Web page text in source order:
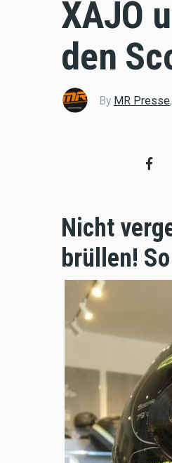
XAJO
den
By MR Presse,
Nicht
brüllen!